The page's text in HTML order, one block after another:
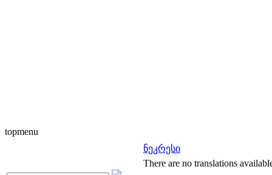
topmenu
ნეკრესი
There are no translations